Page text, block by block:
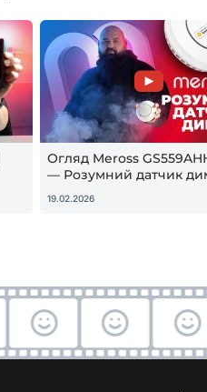
Огляд Meross
— Розумний датчик
Apple HomeKit! Чи
купувати?
19.02.2026